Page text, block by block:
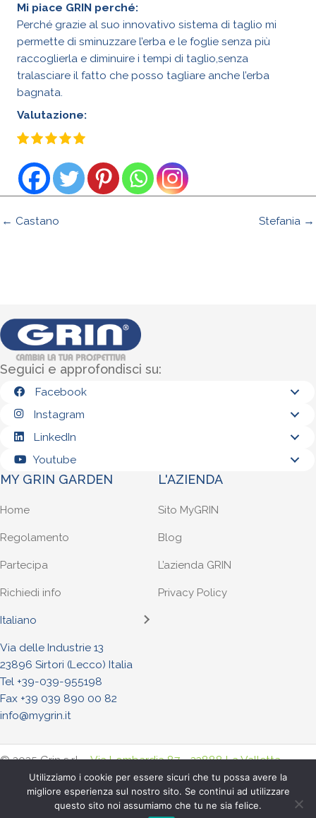
Mi piace GRIN perché:
Perché grazie al suo innovativo sistema di taglio mi
permette di sminuzzare l’erba e le foglie senza più
raccoglierla e diminuire i tempi di taglio,senza
tralasciare il fatto che posso tagliare anche l’erba
bagnata.
Valutazione:
← Castano Stefania →
Seguici e approfondisci su:
Facebook
Instagram
LinkedIn
Youtube
MY GRIN GARDEN
Home
Regolamento
Partecipa
Richiedi info
Italiano
L'AZIENDA
Sito MyGRIN
Blog
L’azienda GRIN
Privacy Policy
Via delle Industrie 13
23896 Sirtori (Lecco) Italia
Tel +39-039-955198
Fax +39 039 890 00 82
info@mygrin.it
© 2025 Grin s.r.l. -Via Lombardia 87 - 23888 La Valletta
Brianza (Lecco) Italia. - Tel. +39-039-955198 - Fax +39-039-
8900082
P.iva : IT04956970968 - R.E.A LC-301853 -Privacy Policy
Utilizziamo i cookie per essere sicuri che tu possa avere la
migliore esperienza sul nostro sito. Se continui ad utilizzare
questo sito noi assumiamo che tu ne sia felice.